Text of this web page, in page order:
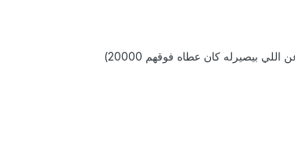
اللي بيصيرله كان عطاه فوقهم 20000)